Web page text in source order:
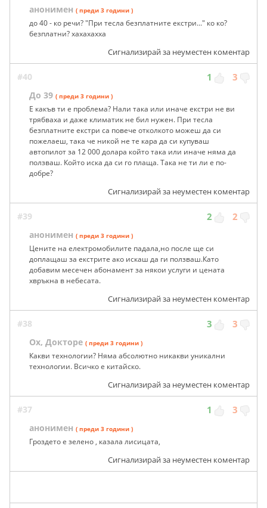
анонимен ( преди 3 години )
до 40 - ко речи? "При тесла безплатните екстри..." ко ко?
безплатни? хахахахха
Сигнализирай за неуместен коментар
#40 1 3
До 39 ( преди 3 години )
Е какъв ти е проблема? Нали така или иначе екстри не ви
трябваха и даже климатик не бил нужен. При тесла
безплатните екстри са повече отколкото можеш да си
пожелаеш, така че никой не те кара да си купуваш
автопилот за 12 000 долара който така или иначе няма да
ползваш. Който иска да си го плаща. Така не ти ли е по-
добре?
Сигнализирай за неуместен коментар
#39 2 2
анонимен ( преди 3 години )
Цените на електромобилите падала,но после ще си
доплащаш за екстрите ако искаш да ги ползваш.Като
добавим месечен абонамент за някои услуги и цената
хвръкна в небесата.
Сигнализирай за неуместен коментар
#38 3 3
Ох, Докторе ( преди 3 години )
Какви технологии? Няма абсолютно никакви уникални
технологии. Всичко е китайско.
Сигнализирай за неуместен коментар
#37 1 3
анонимен ( преди 3 години )
Гроздето е зелено , казала лисицата,
Сигнализирай за неуместен коментар